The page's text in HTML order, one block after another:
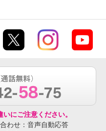
にご注意ください。
わせ：音声自動応答